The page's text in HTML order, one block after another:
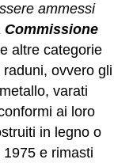
ammessi
Commissione
altre categorie
ovvero gli
varati
ai loro
in legno o
e rimasti